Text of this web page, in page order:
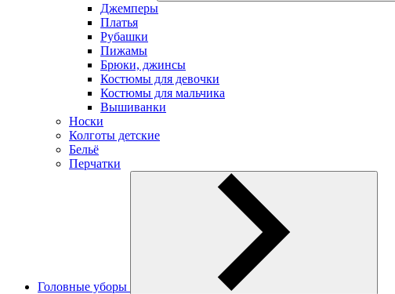
Джемперы
Платья
Рубашки
Пижамы
Брюки, джинсы
Костюмы для девочки
Костюмы для мальчика
Вышиванки
Носки
Колготы детские
Бельё
Перчатки
Головные уборы